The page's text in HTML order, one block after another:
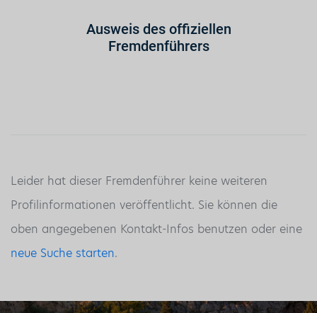
Ausweis des offiziellen
Fremdenführers
Leider hat dieser Fremdenführer keine weiteren
Profilinformationen veröffentlicht. Sie können die
oben angegebenen Kontakt-Infos benutzen oder eine
neue Suche starten.